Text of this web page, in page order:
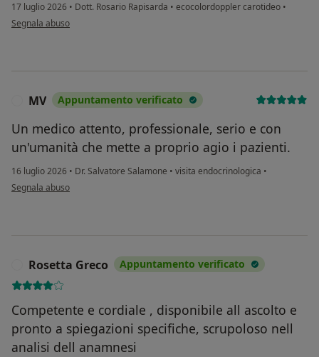
17 luglio 2026 • Dott. Rosario Rapisarda • ecocolordoppler carotideo •
secondo l'opinione dell'utente S.S
Segnala abuso
MV Appuntamento verificato
Un medico attento, professionale, serio e con
un'umanità che mette a proprio agio i pazienti.
16 luglio 2026 • Dr. Salvatore Salamone • visita endocrinologica •
secondo l'opinione dell'utente MV
Segnala abuso
Rosetta Greco Appuntamento verificato
Competente e cordiale , disponibile all ascolto e
pronto a spiegazioni specifiche, scrupoloso nell
analisi dell anamnesi